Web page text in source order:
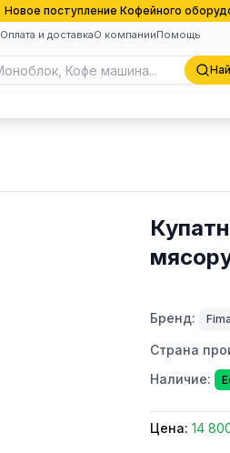
Новое поступление Кофейного
Оплата и доставкаО компанииПомощь
Бренд:
Страна
Наличие:
Цена: 14